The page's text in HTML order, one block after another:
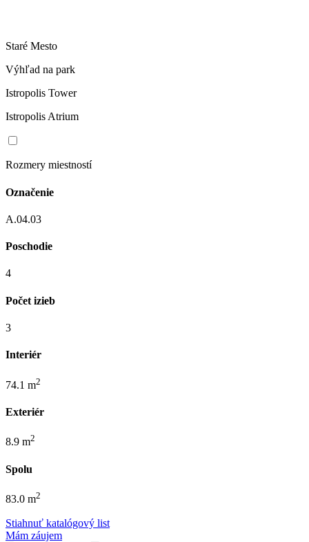
Staré Mesto
Výhľad na park
Istropolis Tower
Istropolis Atrium
Rozmery miestností
Označenie
A.04.03
Poschodie
4
Počet izieb
3
Interiér
74.1 m2
Exteriér
8.9 m2
Spolu
83.0 m2
Stiahnuť katalógový list
Mám záujem